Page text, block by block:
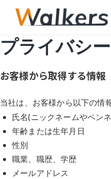
プライバシ
お客様から取得する情報
当社は、お客様から以下の情
氏名(ニックネームやペン
年齢または生年月日
性別
職業、職歴、学歴
メールアドレス